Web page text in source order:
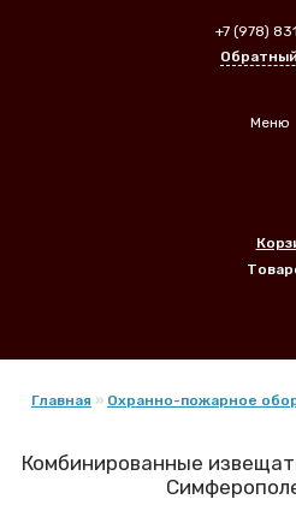
+7 (978)
Меню
Главная » Охранно-пожарное
Комбинированные